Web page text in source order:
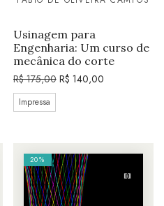
Usinagem para
Engenharia: Um curso de
mecânica do corte
R$175,00 R$ 140,00
Impressa
20%